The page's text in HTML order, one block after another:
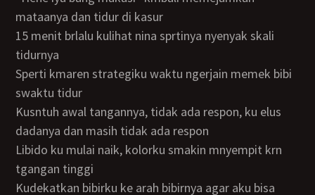
mataanya dan tidur di kasur
15 menit brlalu kulihat nina sprtinya nyenyak skali
tidurnya
sperti kmaren strategiku waktu ngerjain memek bibi
swaktu tidur
kusntuh awal tangannya, tidak ada respon, ku elus
dadanya dan masih tidak ada respon
libido ku mulai naik, kolorku smakin mnyempit krn
tgangan tinggi
kudekatkan bibirku ke arah bibirnya agar aku bisa